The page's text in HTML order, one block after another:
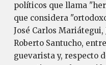
políticos que llama
que considera
José Carlos
Roberto Santucho,
guevarista y, respecto